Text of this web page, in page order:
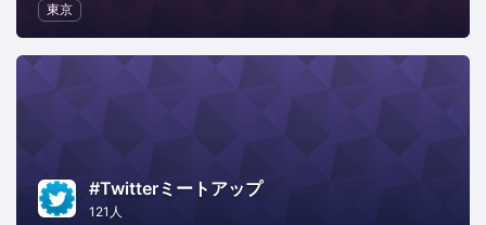
東京
#Twitterミートアップ
121人